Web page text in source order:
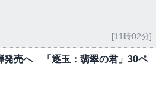
[11時02分]
発売へ 「逐玉：翡翠の君」30ペ